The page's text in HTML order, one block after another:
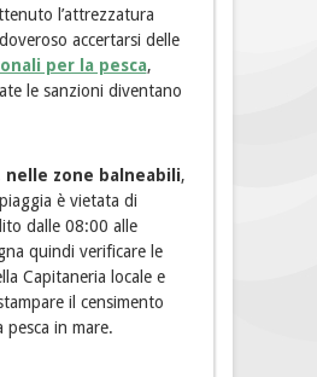
l’attrezzatura
accertarsi delle
per la pesca,
le sanzioni diventano
nelle zone balneabili,
è vietata di
dalle 08:00 alle
quindi verificare le
Capitaneria locale e
il censimento
pesca in mare.